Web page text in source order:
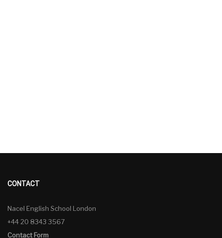
CONTACT
Nacel English School London
+44 20 8343 3567
Contact Form